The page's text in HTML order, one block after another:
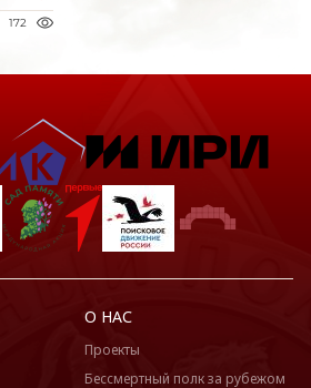
172
О НАС
Проекты
Бессмертный полк за рубежом